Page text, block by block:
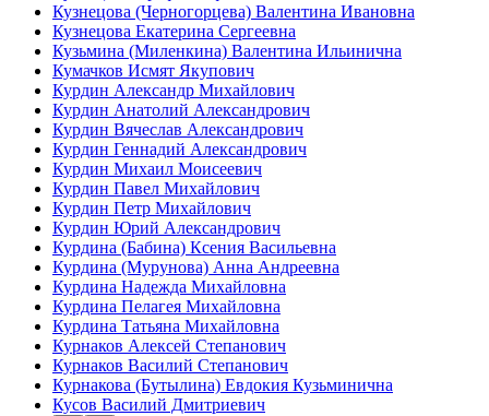
Кузнецова (Черногорцева) Валентина Ивановна
Кузнецова Екатерина Сергеевна
Кузьмина (Миленкина) Валентина Ильинична
Кумачков Исмят Якупович
Курдин Александр Михайлович
Курдин Анатолий Александрович
Курдин Вячеслав Александрович
Курдин Геннадий Александрович
Курдин Михаил Моисеевич
Курдин Павел Михайлович
Курдин Петр Михайлович
Курдин Юрий Александрович
Курдина (Бабина) Ксения Васильевна
Курдина (Мурунова) Анна Андреевна
Курдина Надежда Михайловна
Курдина Пелагея Михайловна
Курдина Татьяна Михайловна
Курнаков Алексей Степанович
Курнаков Василий Степанович
Курнакова (Бутылина) Евдокия Кузьминична
Кусов Василий Дмитриевич